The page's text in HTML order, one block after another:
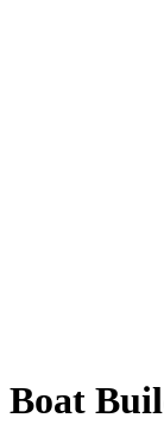
Boat